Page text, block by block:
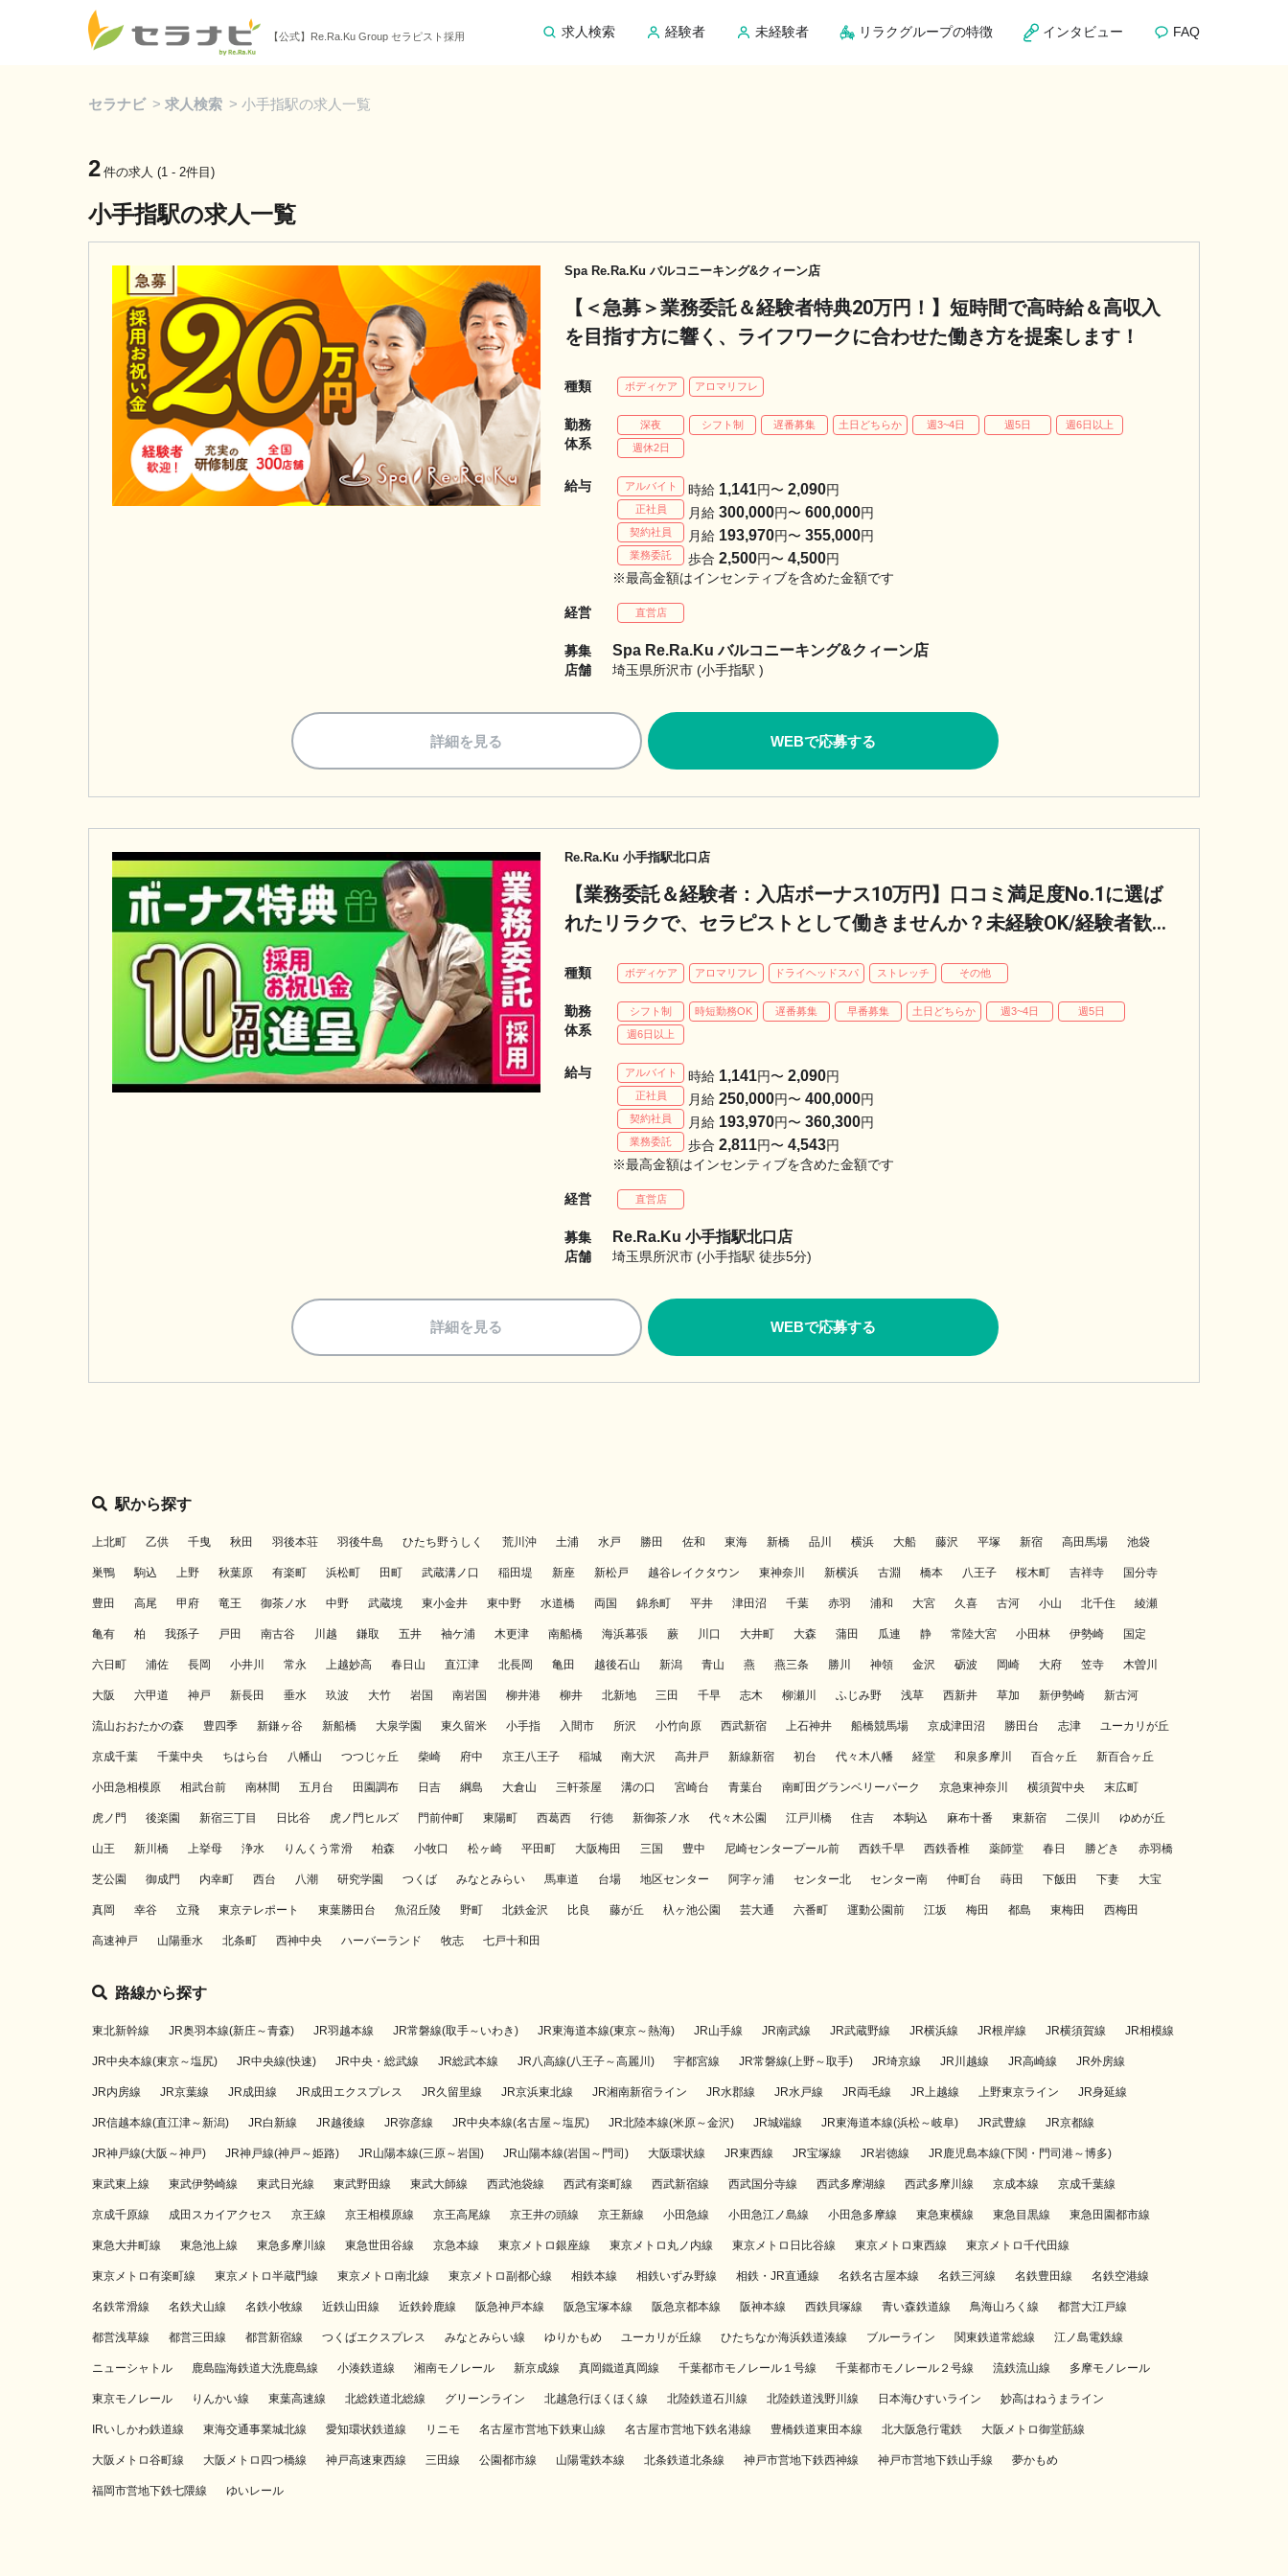
【公式】Re.Ra.Ku Group セラピスト採用 求人検索 経験者 未経験者 リラクグループの特徴 インタビュー FAQ
セラナビ > 求人検索 > 小手指駅の求人一覧
2 件の求人 (1 - 2件目)
小手指駅の求人一覧
Spa Re.Ra.Ku バルコニーキング&クィーン店
【＜急募＞業務委託＆経験者特典20万円！】短時間で高時給＆高収入
を目指す方に響く、ライフワークに合わせた働き方を提案します！
種類 ボディケア アロマリフレ
勤務
体系
深夜 シフト制 遅番募集 土日どちらか 週3~4日 週5日
週6日以上
週休2日
給与 アルバイト 時給 1,141円〜2,090円
正社員 月給300,000円〜600,000円
契約社員 月給 193,970円〜355,000円
業務委託 歩合2,500円〜4,500円
※最高金額はインセンティブを含めた金額です
経営 直営店
募集
店舗
Spa Re.Ra.Ku バルコニーキング&クィーン店
埼玉県所沢市 (小手指駅 )
詳細を見る WEBで応募する
Re.Ra.Ku 小手指駅北口店
【業務委託＆経験者：入店ボーナス10万円】口コミ満足度No.1に選ば
れたリラクで、セラピストとして働きませんか？未経験OK/経験者歓
種類 ボディケア アロマリフレ ドライヘッドスパ ストレッチ その他
勤務
体系
シフト制 時短勤務OK 遅番募集 早番募集 土日どちらか 週3~4日
週5日
週6日以上
給与 アルバイト 時給 1,141円〜2,090円
正社員 月給250,000円〜400,000円
契約社員 月給 193,970円〜360,300円
業務委託 歩合2,811円〜4,543円
※最高金額はインセンティブを含めた金額です
経営 直営店
募集
店舗
Re.Ra.Ku 小手指駅北口店
埼玉県所沢市 (小手指駅 徒歩5分)
詳細を見る WEBで応募する
駅から探す
上北町 乙供 千曳 秋田 羽後本荘 羽後牛島 ひたち野うしく 荒川沖 土浦 水戸 勝田 佐和 東海 新橋 品川 横浜 大船 藤沢 平塚 新宿 高田馬場 池袋
巣鴨 駒込 上野 秋葉原 有楽町 浜松町 田町 武蔵溝ノ口 稲田堤 新座 新松戸 越谷レイクタウン 東神奈川 新横浜 古淵 橋本 八王子 桜木町 吉祥寺 国分寺
豊田 高尾 甲府 竜王 御茶ノ水 中野 武蔵境 東小金井 東中野 水道橋 両国 錦糸町 平井 津田沼 千葉 赤羽 浦和 大宮 久喜 古河 小山 北千住 綾瀬
亀有 柏 我孫子 戸田 南古谷 川越 鎌取 五井 袖ケ浦 木更津 南船橋 海浜幕張 蕨 川口 大井町 大森 蒲田 瓜連 静 常陸大宮 小田林 伊勢崎 国定
六日町 浦佐 長岡 小井川 常永 上越妙高 春日山 直江津 北長岡 亀田 越後石山 新潟 青山 燕 燕三条 勝川 神領 金沢 砺波 岡崎 大府 笠寺 木曽川
大阪 六甲道 神戸 新長田 垂水 玖波 大竹 岩国 南岩国 柳井港 柳井 北新地 三田 千早 志木 柳瀬川 ふじみ野 浅草 西新井 草加 新伊勢崎 新古河
流山おおたかの森 豊四季 新鎌ヶ谷 新船橋 大泉学園 東久留米 小手指 入間市 所沢 小竹向原 西武新宿 上石神井 船橋競馬場 京成津田沼 勝田台 志津 ユーカリが丘
京成千葉 千葉中央 ちはら台 八幡山 つつじヶ丘 柴崎 府中 京王八王子 稲城 南大沢 高井戸 新線新宿 初台 代々木八幡 経堂 和泉多摩川 百合ヶ丘 新百合ヶ丘
小田急相模原 相武台前 南林間 五月台 田園調布 日吉 綱島 大倉山 三軒茶屋 溝の口 宮崎台 青葉台 南町田グランベリーパーク 京急東神奈川 横須賀中央 末広町
虎ノ門 後楽園 新宿三丁目 日比谷 虎ノ門ヒルズ 門前仲町 東陽町 西葛西 行徳 新御茶ノ水 代々木公園 江戸川橋 住吉 本駒込 麻布十番 東新宿 二俣川 ゆめが丘
山王 新川橋 上挙母 浄水 りんくう常滑 柏森 小牧口 松ヶ崎 平田町 大阪梅田 三国 豊中 尼崎センタープール前 西鉄千早 西鉄香椎 薬師堂 春日 勝どき 赤羽橋
芝公園 御成門 内幸町 西台 八潮 研究学園 つくば みなとみらい 馬車道 台場 地区センター 阿字ヶ浦 センター北 センター南 仲町台 蒔田 下飯田 下妻 大宝
真岡 幸谷 立飛 東京テレポート 東葉勝田台 魚沼丘陵 野町 北鉄金沢 比良 藤が丘 杁ヶ池公園 芸大通 六番町 運動公園前 江坂 梅田 都島 東梅田 西梅田
高速神戸 山陽垂水 北条町 西神中央 ハーバーランド 牧志 七戸十和田
路線から探す
東北新幹線 JR奥羽本線(新庄～青森) JR羽越本線 JR常磐線(取手～いわき) JR東海道本線(東京～熱海) JR山手線 JR南武線 JR武蔵野線 JR横浜線 JR根岸線 JR横須賀線 JR相模線
JR中央本線(東京～塩尻) JR中央線(快速) JR中央・総武線 JR総武本線 JR八高線(八王子～高麗川) 宇都宮線 JR常磐線(上野～取手) JR埼京線 JR川越線 JR高崎線 JR外房線
JR内房線 JR京葉線 JR成田線 JR成田エクスプレス JR久留里線 JR京浜東北線 JR湘南新宿ライン JR水郡線 JR水戸線 JR両毛線 JR上越線 上野東京ライン JR身延線
JR信越本線(直江津～新潟) JR白新線 JR越後線 JR弥彦線 JR中央本線(名古屋～塩尻) JR北陸本線(米原～金沢) JR城端線 JR東海道本線(浜松～岐阜) JR武豊線 JR京都線
JR神戸線(大阪～神戸) JR神戸線(神戸～姫路) JR山陽本線(三原～岩国) JR山陽本線(岩国～門司) 大阪環状線 JR東西線 JR宝塚線 JR岩徳線 JR鹿児島本線(下関・門司港～博多)
東武東上線 東武伊勢崎線 東武日光線 東武野田線 東武大師線 西武池袋線 西武有楽町線 西武新宿線 西武国分寺線 西武多摩湖線 西武多摩川線 京成本線 京成千葉線
京成千原線 成田スカイアクセス 京王線 京王相模原線 京王高尾線 京王井の頭線 京王新線 小田急線 小田急江ノ島線 小田急多摩線 東急東横線 東急目黒線 東急田園都市線
東急大井町線 東急池上線 東急多摩川線 東急世田谷線 京急本線 東京メトロ銀座線 東京メトロ丸ノ内線 東京メトロ日比谷線 東京メトロ東西線 東京メトロ千代田線
東京メトロ有楽町線 東京メトロ半蔵門線 東京メトロ南北線 東京メトロ副都心線 相鉄本線 相鉄いずみ野線 相鉄・JR直通線 名鉄名古屋本線 名鉄三河線 名鉄豊田線 名鉄空港線
名鉄常滑線 名鉄犬山線 名鉄小牧線 近鉄山田線 近鉄鈴鹿線 阪急神戸本線 阪急宝塚本線 阪急京都本線 阪神本線 西鉄貝塚線 青い森鉄道線 鳥海山ろく線 都営大江戸線
都営浅草線 都営三田線 都営新宿線 つくばエクスプレス みなとみらい線 ゆりかもめ ユーカリが丘線 ひたちなか海浜鉄道湊線 ブルーライン 関東鉄道常総線 江ノ島電鉄線
ニューシャトル 鹿島臨海鉄道大洗鹿島線 小湊鉄道線 湘南モノレール 新京成線 真岡鐵道真岡線 千葉都市モノレール１号線 千葉都市モノレール２号線 流鉄流山線 多摩モノレール
東京モノレール りんかい線 東葉高速線 北総鉄道北総線 グリーンライン 北越急行ほくほく線 北陸鉄道石川線 北陸鉄道浅野川線 日本海ひすいライン 妙高はねうまライン
IRいしかわ鉄道線 東海交通事業城北線 愛知環状鉄道線 リニモ 名古屋市営地下鉄東山線 名古屋市営地下鉄名港線 豊橋鉄道東田本線 北大阪急行電鉄 大阪メトロ御堂筋線
大阪メトロ谷町線 大阪メトロ四つ橋線 神戸高速東西線 三田線 公園都市線 山陽電鉄本線 北条鉄道北条線 神戸市営地下鉄西神線 神戸市営地下鉄山手線 夢かもめ
福岡市営地下鉄七隈線 ゆいレール